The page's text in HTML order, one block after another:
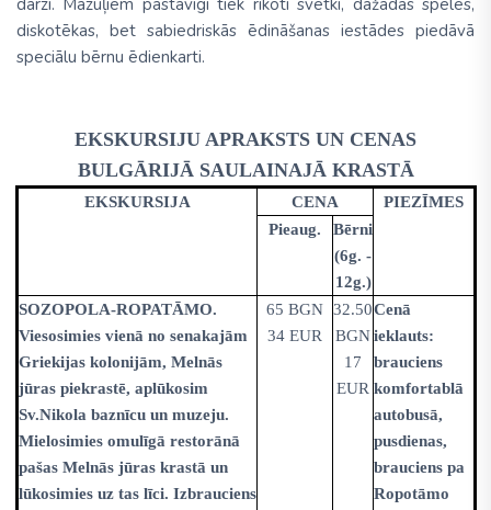
dārzi. Mazuļiem pastāvīgi tiek rīkoti svētki, dažādas spēles,
diskotēkas, bet sabiedriskās ēdināšanas iestādes piedāvā
speciālu bērnu ēdienkarti.
EKSKURSIJU APRAKSTS UN CENAS
BULGĀRIJĀ SAULAINAJĀ KRASTĀ
EKSKURSIJA CENA
PIEZĪMES
Pieaug.
Bērni
(6g. -
12g.)
SOZOPOLA-ROPATĀMO.
Viesosimies vienā no senakajām
Griekijas kolonijām, Melnās
jūras piekrastē, aplūkosim
Sv.Nikola baznīcu un muzeju.
Mielosimies omulīgā restorānā
pašas Melnās jūras krastā un
lūkosimies uz tas līci. Izbrauciens
65 BGN
34 EUR
32.50
BGN
17
EUR
Cenā
ieklauts:
brauciens
komfortablā
autobusā,
pusdienas,
brauciens pa
Ropotāmo